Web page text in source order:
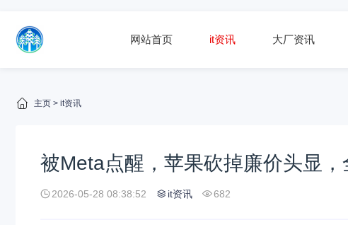
网站首页 it资讯 大厂资讯
主页 > it资讯
被Meta点醒，苹果砍掉廉价头显
2026-05-28 08:38:52 it资讯 682